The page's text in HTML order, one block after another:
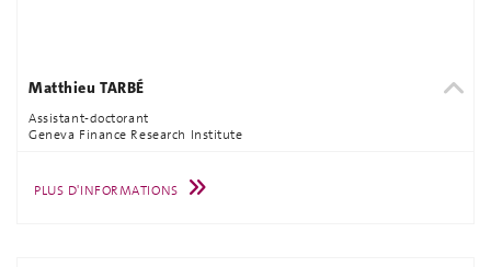
Matthieu TARBÉ
Assistant-doctorant
Geneva Finance Research Institute
PLUS D'INFORMATIONS